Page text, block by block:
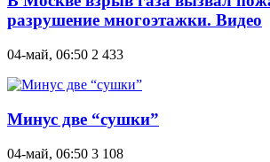
разрушение многоэтажки. Видео
04-май, 06:50 2 433
Минус две “сушки”
04-май, 06:50 3 108